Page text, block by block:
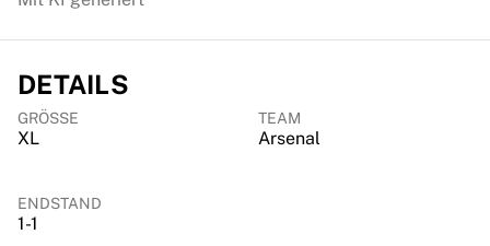
Top NBA Teams
Charlotte Hornets
Portland Trail Blazers
LA Clippers
View all NBA
Beşiktaş Gain
Fenerbahçe Basketball
DETAILS
GRÖSSE
XL
TEAM
Arsenal
ENDSTAND
1-1